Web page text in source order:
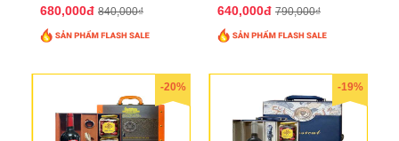
680,000đ 840,000₫
640,000đ 790,000₫
-20% -19%